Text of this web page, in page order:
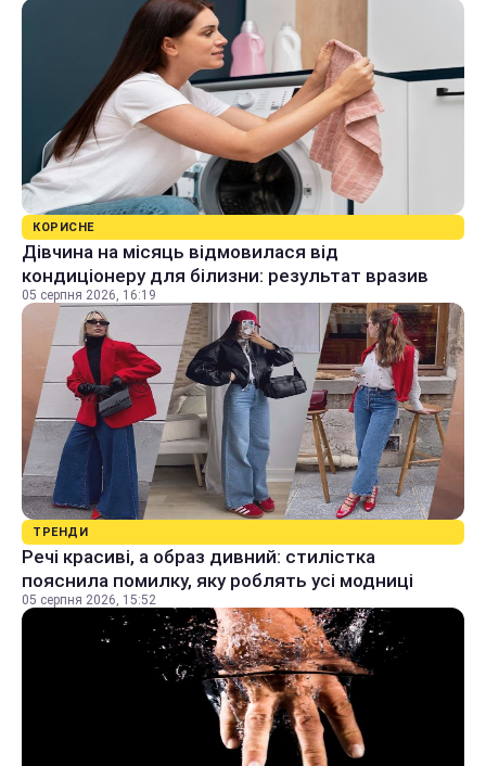
КОРИСНЕ
Дівчина на місяць відмовилася від
кондиціонеру для білизни: результат вразив
05 серпня 2026, 16:19
ТРЕНДИ
Речі красиві, а образ дивний: стилістка
пояснила помилку, яку роблять усі модниці
05 серпня 2026, 15:52